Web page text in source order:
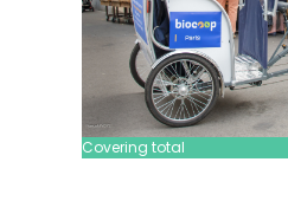
Covering total